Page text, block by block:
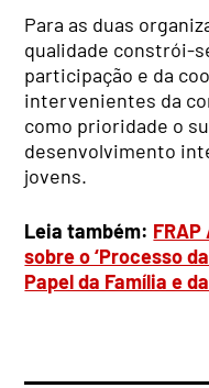
Para as duas
qualidade constrói-
participação e da
intervenientes da
como prioridade o
desenvolvimento
jovens.
Leia também:
sobre o ‘Processo
Papel da Família e